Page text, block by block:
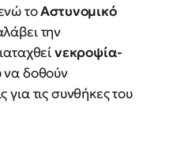
τοΑστυνομικό
την
νεκροψία-
να δοθούν
τις συνθήκες του